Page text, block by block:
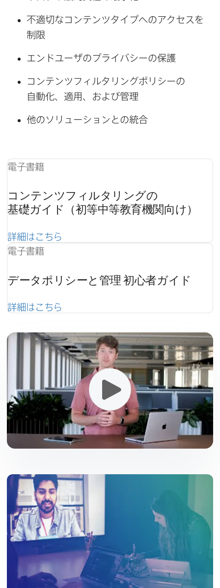
不適切な​コンテンツタイプへの​アクセスを​
制限
エンドユーザの​プライバシーの​保護
コンテンツフィルタリングポリシーの​
自動化、​適用、​および​管理
他の​ソリューションとの​統合
電子書籍
コンテンツフィルタリングの​
基礎ガイド（初等中等教育機関向け）
詳細は​こちら
電子書籍
データポリシーと​管理 初心者ガイド
詳細は​こちら